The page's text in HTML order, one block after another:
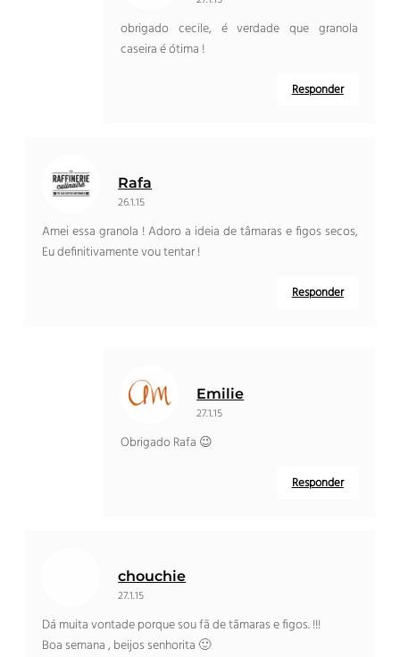
obrigado cecile, é verdade que granola
caseira é ótima !
Responder
Rafa
26.1.15
Amei essa granola ! Adoro a ideia de tâmaras e figos secos,
Eu definitivamente vou tentar !
Responder
Emilie
27.1.15
Obrigado Rafa 😉
Responder
chouchie
27.1.15
Dá muita vontade porque sou fã de tâmaras e figos. !!!
Boa semana , beijos senhorita 🙂